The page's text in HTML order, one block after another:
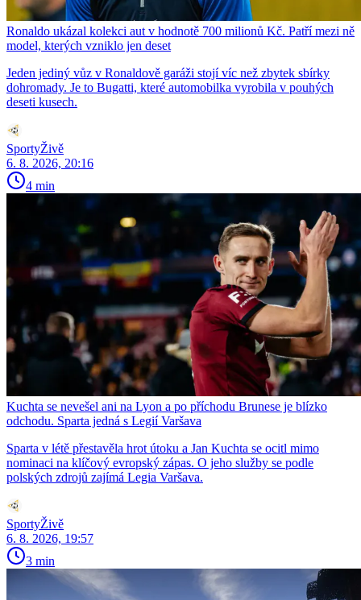
Ronaldo ukázal kolekci aut v hodnotě 700 milionů Kč. Patří mezi ně
model, kterých vzniklo jen deset
Jeden jediný vůz v Ronaldově garáži stojí víc než zbytek sbírky
dohromady. Je to Bugatti, které automobilka vyrobila v pouhých
deseti kusech.
SportyŽivě
6. 8. 2026, 20:16
4 min
Kuchta se nevešel ani na Lyon a po příchodu Brunese je blízko
odchodu. Sparta jedná s Legií Varšava
Sparta v létě přestavěla hrot útoku a Jan Kuchta se ocitl mimo
nominaci na klíčový evropský zápas. O jeho služby se podle
polských zdrojů zajímá Legia Varšava.
SportyŽivě
6. 8. 2026, 19:57
3 min